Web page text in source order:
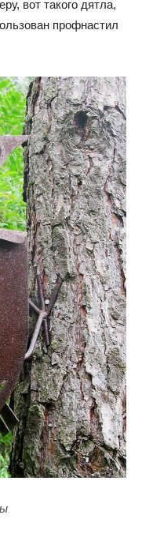
вот такого дятла,
профнастил